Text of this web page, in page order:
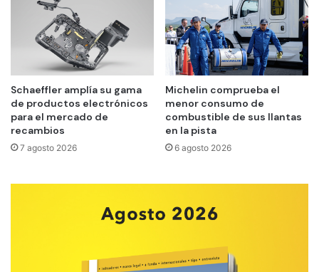
Schaeffler amplía su gama
de productos electrónicos
para el mercado de
recambios
7 agosto 2026
Michelin comprueba el
menor consumo de
combustible de sus llantas
en la pista
6 agosto 2026